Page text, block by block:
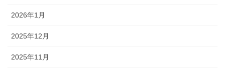
2026年1月
2025年12月
2025年11月